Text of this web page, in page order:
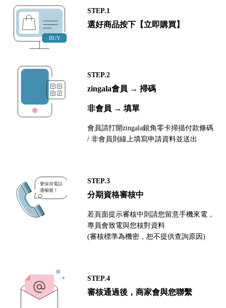
STEP.1
選好商品按下【立即購買】
STEP.2
zingala會員 → 掃碼
非會員 → 填單
會員請打開zingala銀角零卡掃描付款條碼
/ 非會員則線上填寫申請資料並送出
STEP.3
分期資格審核中
若頁面提示審核中則請您留意手機來電，
專員會致電與您核對資料
(審核標準為機密，恕不提供查詢原因)
STEP.4
審核通過後，商家會與您聯繫